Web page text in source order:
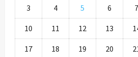
3 4 5 6 7
10 11 12 13
17 18 19 20